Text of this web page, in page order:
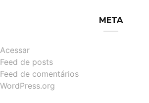
META
Acessar
Feed de posts
Feed de comentários
WordPress.org